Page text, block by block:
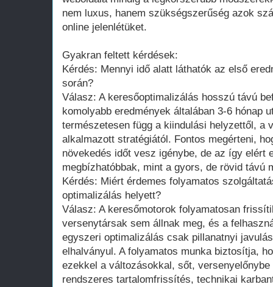
nem luxus, hanem szükségszerűség azok
online jelenlétüket.
Gyakran feltett kérdések:
Kérdés: Mennyi idő alatt láthatók az első
során?
Válasz: A keresőoptimalizálás hosszú távú
komolyabb eredmények általában 3-6 hónap
természetesen függ a kiindulási helyzettől, a
alkalmazott stratégiától. Fontos megérteni,
növekedés időt vesz igénybe, de az így elért
megbízhatóbbak, mint a gyors, de rövid távú
Kérdés: Miért érdemes folyamatos
optimalizálás helyett?
Válasz: A keresőmotorok folyamatosan
versenytársak sem állnak meg, és a
egyszeri optimalizálás csak pillanatnyi
elhalványul. A folyamatos munka biztosítja,
ezekkel a változásokkal, sőt,
rendszeres tartalomfrissítés, technikai